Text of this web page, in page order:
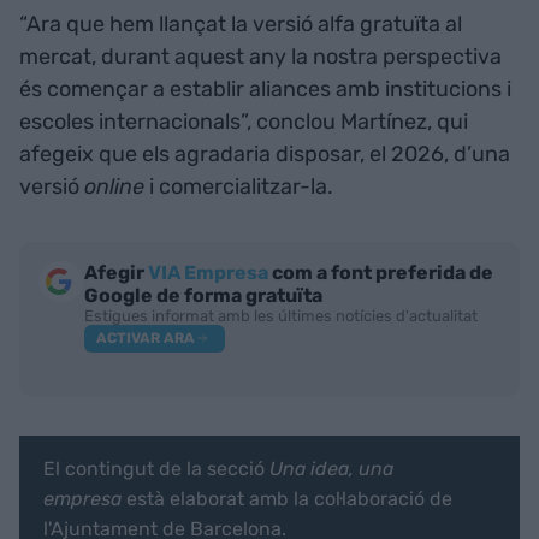
“Ara que hem llançat la versió alfa gratuïta al
mercat, durant aquest any la nostra perspectiva
és començar a establir aliances amb institucions i
escoles internacionals”, conclou Martínez, qui
afegeix que els agradaria disposar, el 2026, d’una
versióonline i comercialitzar-la.
AfegirVIA Empresa com a font preferida de
Google de forma gratuïta
Estigues informat amb les últimes notícies d'actualitat
ACTIVAR ARA
El contingut de la secció Una idea, una
empresa està elaborat amb la col·laboració de
l'Ajuntament de Barcelona.